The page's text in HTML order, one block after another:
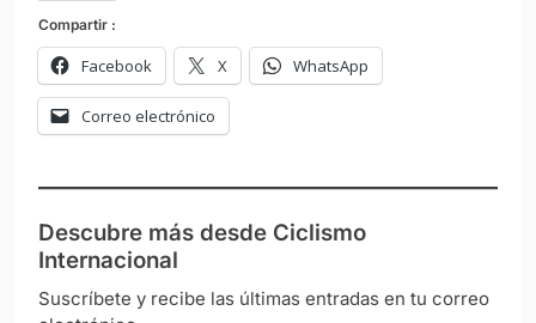
Compartir :
Facebook X WhatsApp
Correo electrónico
Descubre más desde Ciclismo
Internacional
Suscríbete y recibe las últimas entradas en tu correo